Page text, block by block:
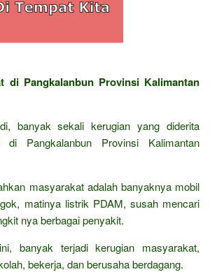
di Pangkalanbun Provinsi Kalimantan
banyak sekali kerugian yang diderita
di Pangkalanbun Provinsi Kalimantan
masyarakat adalah banyaknya mobil
matinya listrik PDAM, susah mencari
nya berbagai penyakit.
banyak terjadi kerugian masyarakat,
bekerja, dan berusaha berdagang.